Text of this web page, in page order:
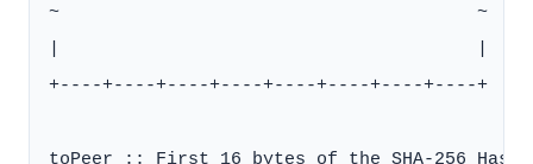
~                                       ~
+----+----+----+----+----+----+----+----+
toPeer :: First 16 bytes of the SHA-256